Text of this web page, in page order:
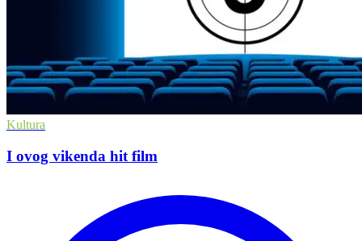
Kultura
I ovog vikenda hit film